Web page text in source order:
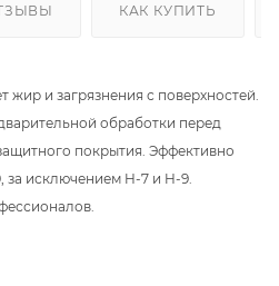
КАК КУПИТЬ
жир и загрязнения с поверхностей.
обработки перед
покрытия. Эффективно
за исключением H-7 и H-9.